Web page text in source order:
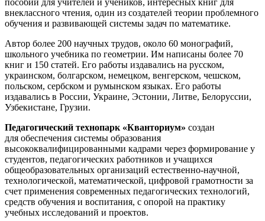
пособий для учителей и учеников, интересных книг для
внеклассного чтения, один из создателей теории проблемного
обучения и развивающей системы задач по математике.
Автор более 200 научных трудов, около 60 монографий,
школьного учебника по геометрии. Им написаны более 70
книг и 150 статей. Его работы издавались на русском,
украинском, болгарском, немецком, венгерском, чешском,
польском, сербском и румынском языках. Его работы
издавались в России, Украине, Эстонии, Литве, Белоруссии,
Узбекистане, Грузии.
Педагогический технопарк «Кванториум» создан
для обеспечения системы образования
высококвалифицированными кадрами через формирование у
студентов, педагогических работников и учащихся
общеобразовательных организаций естественно-научной,
технологической, математической, цифровой грамотности за
счет применения современных педагогических технологий,
средств обучения и воспитания, с опорой на практику
учебных исследований и проектов.